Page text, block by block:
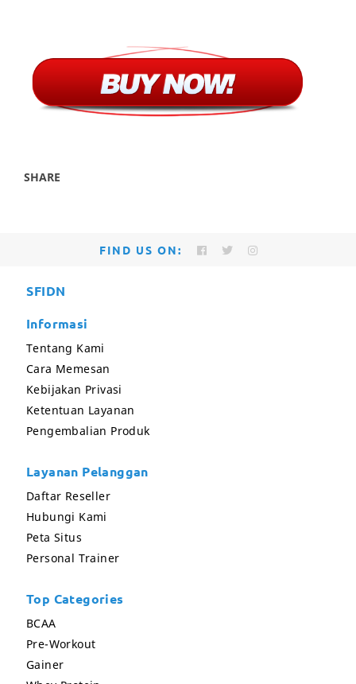
SHARE
FIND US ON:
SFIDN
Informasi
Tentang Kami
Cara Memesan
Kebijakan Privasi
Ketentuan Layanan
Pengembalian Produk
Layanan Pelanggan
Daftar Reseller
Hubungi Kami
Peta Situs
Personal Trainer
Top Categories
BCAA
Pre-Workout
Gainer